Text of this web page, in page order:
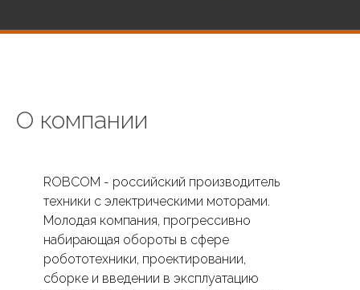
О компании
ROBCOM - российский производитель
техники с электрическими моторами.
Молодая компания, прогрессивно
набирающая обороты в сфере
робототехники, проектировании,
сборке и введении в эксплуатацию